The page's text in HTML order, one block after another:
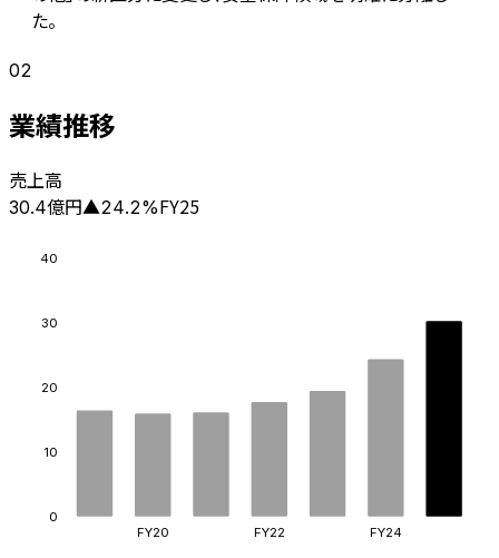
た。
02
業績推移
売上高
30.4億円▲24.2%FY25
0
10
20
30
40
FY20 FY22 FY24